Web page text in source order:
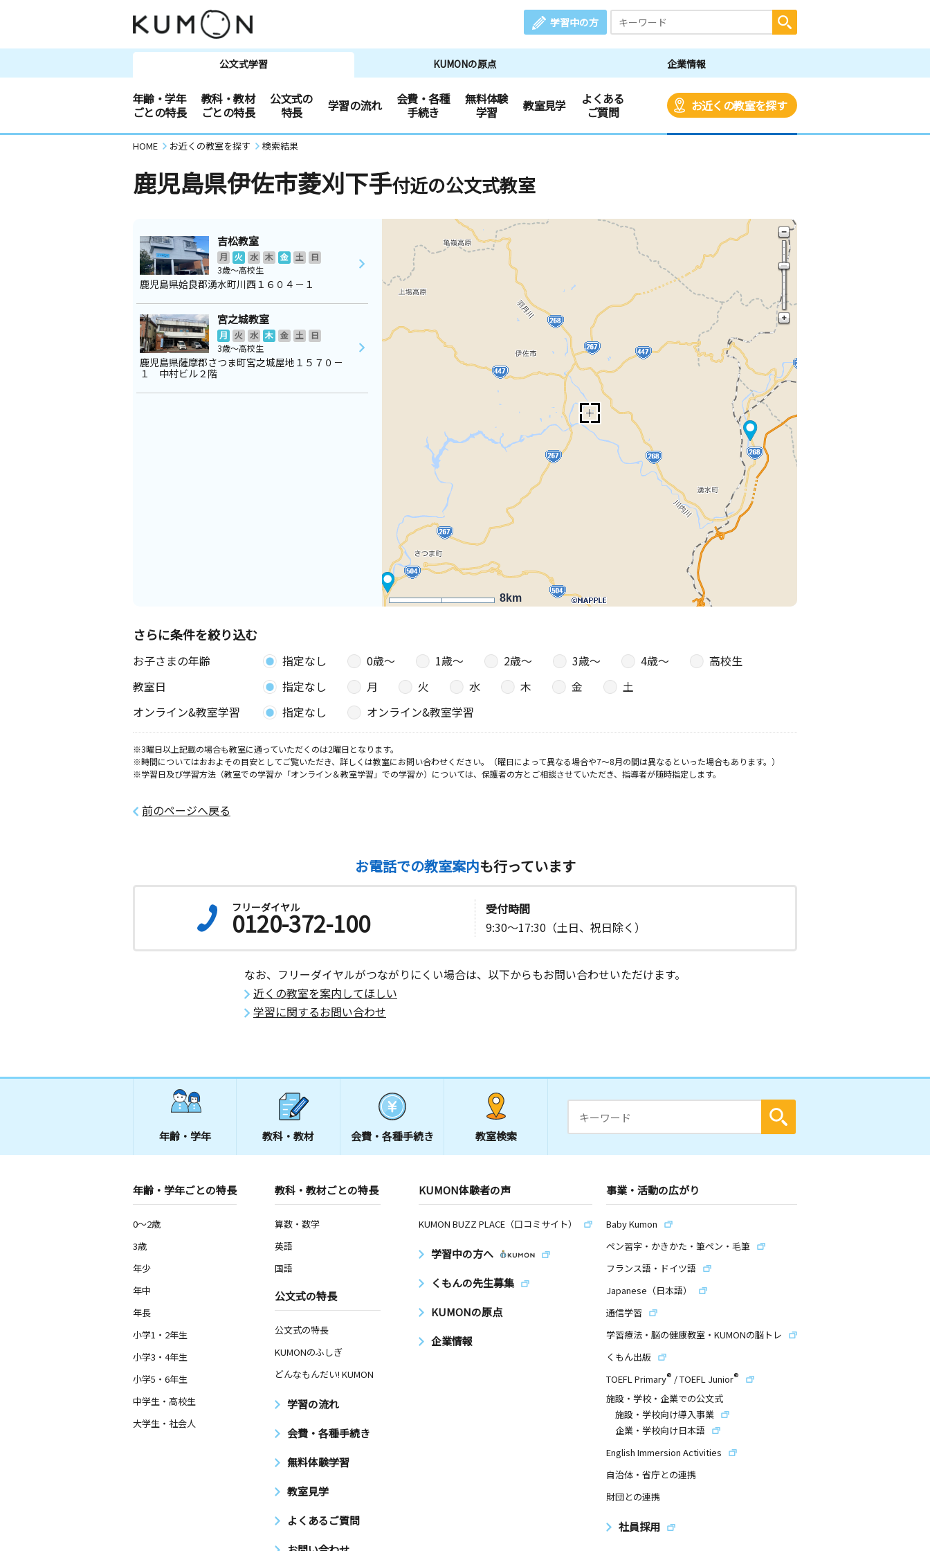
学習中の方
公文式学習 KUMONの原点 企業情報
年齢・学年
ごとの特長
教科・教材
ごとの特長
公文式の
特長
学習の流れ
会費・各種
手続き
無料体験
学習
教室見学
よくある
ご質問
お近くの教室を探す
HOME お近くの教室を探す 検索結果
鹿児島県伊佐市菱刈下手付近の公文式教室
8km
吉松教室
月 火 水 木 金 土
日
3歳～高校生
鹿児島県姶良郡湧水町川西１６０４－１
宮之城教室
月 火 水 木 金 土
日
3歳～高校生
鹿児島県薩摩郡さつま町宮之城屋地１５７０－
１ 中村ビル２階
さらに条件を絞り込む
お子さまの年齢 指定なし 0歳〜 1歳〜 2歳〜 3歳〜 4歳〜
高校生
教室日
指定なし 月 火 水 木 金
土
オンライン&教室学習
指定なし オンライン&教室学習
※3曜日以上記載の場合も教室に通っていただくのは2曜日となります。
※時間についてはおおよその目安としてご覧いただき、詳しくは教室にお問い合わせください。（曜日によって異なる場合や7～8月の間は異なるといった場合もあります。）
※学習日及び学習方法（教室での学習か「オンライン＆教室学習」での学習か）については、保護者の方とご相談させていただき、指導者が随時指定します。
前のページへ戻る
お電話での教室案内も行っています
フリーダイヤル
0120-372-100
受付時間
9:30～17:30（土日、祝日除く）
なお、フリーダイヤルがつながりにくい場合は、以下からもお問い合わせいただけます。
近くの教室を案内してほしい
学習に関するお問い合わせ
年齢・学年 教科・教材 会費・ 各種手続き 教室検索
年齢・学年ごとの特長
0～2歳
3歳
年少
年中
年長
小学1・2年生
小学3・4年生
小学5・6年生
中学生・高校生
大学生・社会人
教科・教材ごとの特長
算数・数学
英語
国語
公文式の特長
公文式の特長
KUMONのふしぎ
どんなもんだい! KUMON
学習の流れ
会費・各種手続き
無料体験学習
教室見学
よくあるご質問
KUMON体験者の声
KUMON BUZZ PLACE（口コミサイト）
学習中の方へ
くもんの先生募集
KUMONの原点
企業情報
事業・活動の広がり
Baby Kumon
ペン習字・かきかた・筆ペン・毛筆
フランス語・ドイツ語
Japanese（日本語）
通信学習
学習療法・脳の健康教室・KUMONの脳トレ
くもん出版
TOEFL Primary® /TOEFL Junior®
施設・学校・企業での公文式
施設・学校向け導入事業
企業・学校向け日本語
English Immersion Activities
自治体・省庁との連携
財団との連携
社員採用